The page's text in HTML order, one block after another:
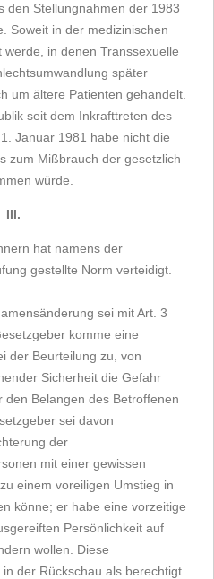
den Stellungnahmen der 1983
Soweit in der medizinischen
in denen Transsexuelle
später
um ältere Patienten gehandelt.
seit dem Inkrafttreten des
Januar 1981 habe nicht die
zum Mißbrauch der gesetzlich
würde.
III.
hat namens der
gestellte Norm verteidigt.
sei mit Art. 3
komme eine
der Beurteilung zu, von
Sicherheit die Gefahr
Belangen des Betroffenen
sei davon
der
mit einer gewissen
einem voreiligen Umstieg in
könne; er habe eine vorzeitige
Persönlichkeit auf
wollen. Diese
der Rückschau als berechtigt.